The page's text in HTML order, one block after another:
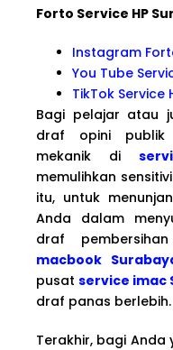
Forto Service HP
Instagram
You Tube
TikTok Service
Bagi pelajar atau
draf opini publik
mekanik di
memulihkan
itu, untuk
Anda dalam
draf
macbook
pusat service imac
draf panas berlebih.
Terakhir, bagi Anda